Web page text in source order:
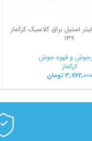
1.0 لیتر استیل براق کلاسیک کرکماز
139
و قهوه جوش
کرکماز
3,762,000تومان